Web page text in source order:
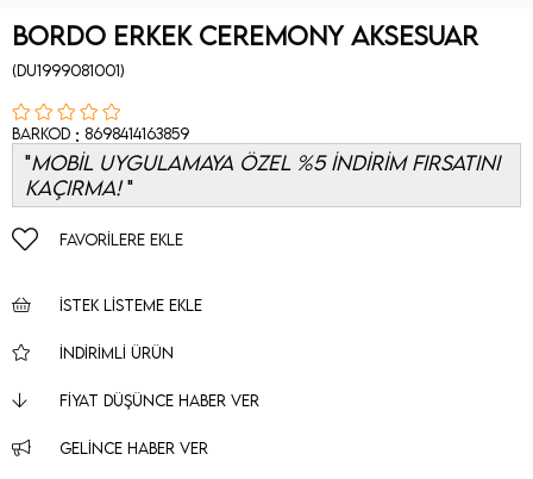
Bordo Erkek Ceremony Aksesuar
(DU1999081001)
Barkod : 8698414163859
MOBİL UYGULAMAYA ÖZEL %5 İNDİRİM FIRSATINI
KAÇIRMA!
FAVORILERE EKLE
İSTEK LISTEME EKLE
İNDIRIMLI ÜRÜN
FIYAT DÜŞÜNCE HABER VER
GELINCE HABER VER